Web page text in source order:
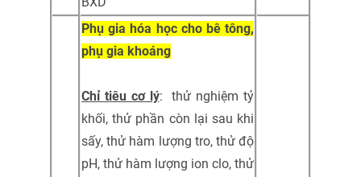
Phụ gia hóa học cho bê tông,
phụ gia khoáng
Chỉ tiêu cơ lý: thử nghiệm tỷ
khối, thử phần còn lại sau khi
sấy, thử hàm lượng tro, thử độ
pH, thử hàm lượng ion clo, thử